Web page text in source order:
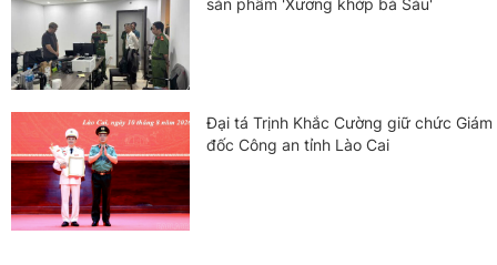
Đại tá Trịnh Khắc Cường giữ chức Giám
đốc Công an tỉnh Lào Cai